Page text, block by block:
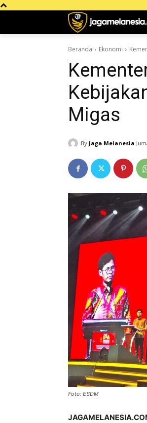
Beranda Ekonomi
Migas
By Jaga Melanesia
Foto: ESDM